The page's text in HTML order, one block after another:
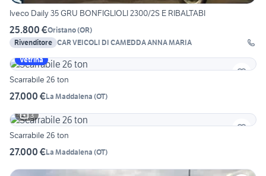
Iveco Daily 35 GRU BONFIGLIOLI 2300/2S E RIBALTABI
25.800 €Oristano(OR)
Rivenditore CAR VEICOLI DI CAMEDDA ANNA MARIA
Vetrina
Scarrabile 26 ton
27.000 €La Maddalena (OT)
3
Scarrabile 26 ton
27.000 €La Maddalena (OT)